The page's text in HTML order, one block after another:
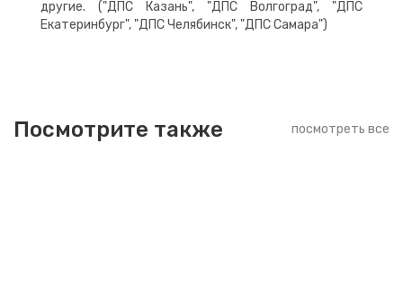
другие. ("ДПС Казань", "ДПС Волгоград", "ДПС
Екатеринбург", "ДПС Челябинск", "ДПС Самара")
Посмотрите также посмотреть все